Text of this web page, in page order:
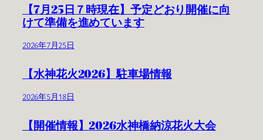
【7月25日７時現在】予定どおり開催に向
けて準備を進めています
2026年7月25日
【水神花火2026】駐車場情報
2026年5月18日
【開催情報】2026水神橋納涼花火大会